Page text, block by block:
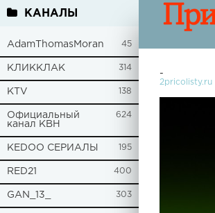
КАНАЛЫ
AdamThomasMoran 45
КЛИККЛАК 314
KTV 138
Официальный
канал КВН
624
KEDOO СЕРИАЛЫ 195
RED21 400
GAN_13_ 303
-
2pricolisty.ru